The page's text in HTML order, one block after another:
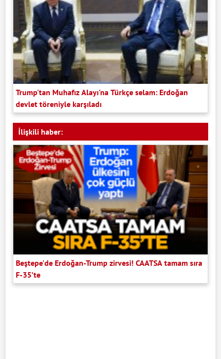
Trump'tan Muhafız Alayı'na Türkçe selam: Erdoğan
devlet töreniyle karşıladı
İlişkili haber:
Beştepe'de Erdoğan-Trump zirvesi! CAATSA tamam sıra
F-35’te